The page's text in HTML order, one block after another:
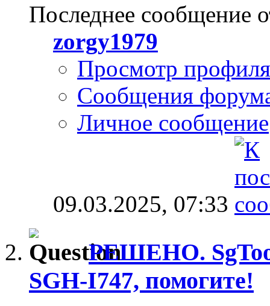
Последнее сообщение
zorgy1979
Просмотр профиля
Сообщения
Личное сообщение
09.03.2025, 07:33
РЕШЕНО.
SGH-I747, помогите!